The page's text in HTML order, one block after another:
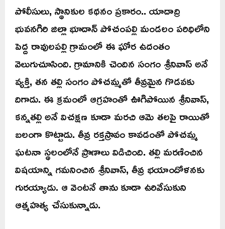
పోలీసులు, స్థానికుల కథనం ప్రకారం.. యాదాద్రి
భువనగిరి జిల్లా భూదాన్ పోచంపల్లి మండలం పరిధిలోని
పెద్ద రావులపల్లి గ్రామంలో ఈ ఘోర ఉదంతం
వెలుగుచూసింది. గ్రామానికి చెందిన సంగం శ్రీనివాస్ అనే
వ్యక్తి, తన తల్లి సంగం పోచమ్మతో తీవ్రమైన గొడవకు
దిగాడు. ఈ క్రమంలో ఆగ్రహంతో ఊగిపోయిన శ్రీనివాస్,
కన్నతల్లి అనే విచక్షణ కూడా మరచి ఆమె తలపై రాయితో
బలంగా కొట్టాడు. తీవ్ర రక్తస్రావం కావడంతో పోచమ్మ
ఘటనా స్థలంలోనే ప్రాణాలు విడిచింది. తల్లి మరణించిన
విషయాన్ని గమనించిన శ్రీనివాస్, తీవ్ర భయాందోళనకు
గురయ్యాడు. ఆ వెంటనే తాను కూడా ఉరివేసుకుని
ఆత్మహత్య చేసుకున్నాడు.